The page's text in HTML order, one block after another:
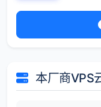
本厂商VPS